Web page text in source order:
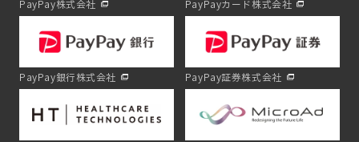
PayPay株式会社 PayPayカード株式会社
PayPay銀行株式会社 PayPay証券株式会社